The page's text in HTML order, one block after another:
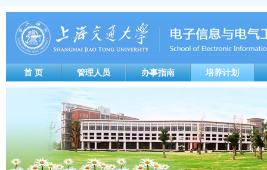
首 页 管理人员 办事指南 培养计划